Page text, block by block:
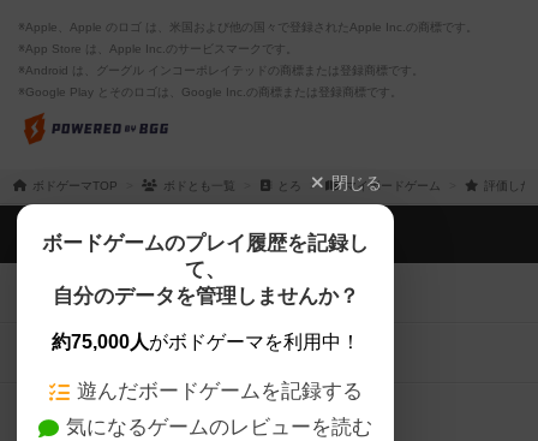
※Apple、Apple のロゴ は、米国および他の国々で登録されたApple Inc.の商標です。
※App Store は、Apple Inc.のサービスマークです。
※Android は、グーグル インコーポレイテッドの商標または登録商標です。
※Google Play とそのロゴは、Google Inc.の商標または登録商標です。
ボドゲーマTOP ボドとも一覧 とろ マイボードゲーム 評価した
閉じる
ボードゲームのプレイ履歴を記録し
て、
自分のデータを管理しませんか？
約75,000人がボドゲーマを利用中！
遊んだボードゲームを記録する
気になるゲームのレビューを読む
ボドゲーマTOP
ボードゲームを検索する
ボードゲームの新着レビュー
ボードゲーム会情報